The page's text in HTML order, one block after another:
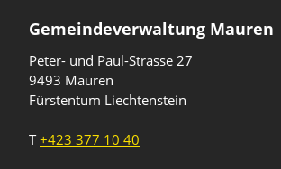
Gemeindeverwaltung Mauren
Peter- und Paul-Strasse 27
9493 Mauren
Fürstentum Liechtenstein
T+423 377 10 40